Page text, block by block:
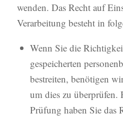
wenden. Das Recht auf
Verarbeitung besteht in
Wenn Sie die
gespeicherten
bestreiten, benötigen
um dies zu überprüfen.
Prüfung haben Sie das